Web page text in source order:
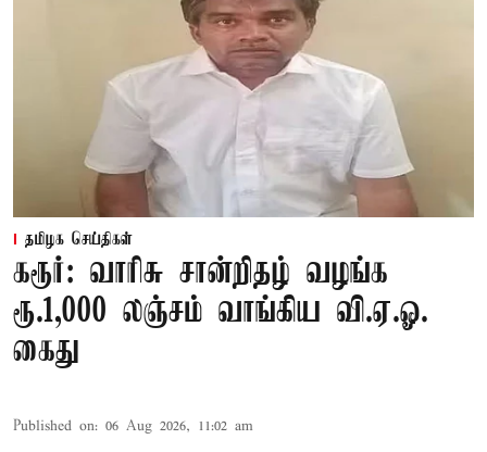
தமிழக செய்திகள்
கரூர்: வாரிசு சான்றிதழ் வழங்க
ரூ.1,000 லஞ்சம் வாங்கிய வி.ஏ.ஓ.
கைது
Published on: 06 Aug 2026, 11:02 am